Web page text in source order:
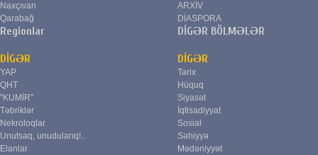
Naxçıvan
Qarabağ
Regionlar
ARXİV
DİASPORA
DİGƏR BÖLMƏLƏR
DİGƏR
YAP
QHT
"KUMİR"
Təbriklər
Nekroloqlar
Unutsaq, unudularıq!..
Elanlar
DİGƏR
Tarix
Hüquq
Siyasət
İqtisadiyyat
Sosial
Səhiyyə
Mədəniyyət